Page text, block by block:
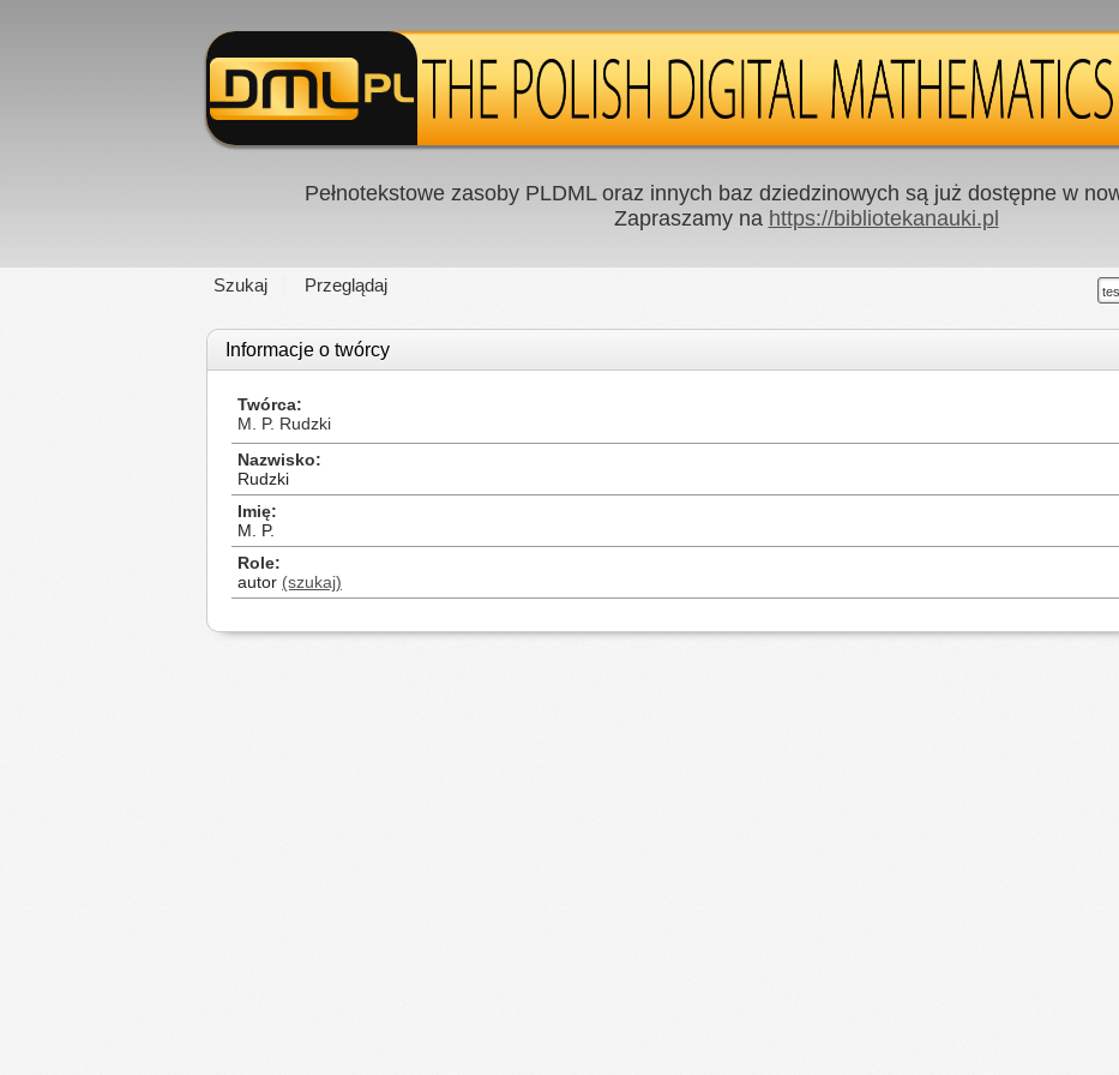
Pełnotekstowe zasoby PLDML oraz innych baz dziedzinowych są już dostępne w
Zapraszamy na https://bibliotekanauki.pl
Szukaj Przeglądaj
Informacje o twórcy
Twórca
M. P. Rudzki
Nazwisko
Rudzki
Imię
M. P.
Role
autor (szukaj)